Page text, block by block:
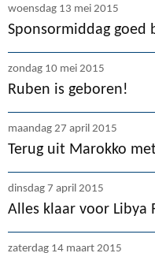
woensdag 13 mei 2015
Sponsormiddag goed
zondag 10 mei 2015
Ruben is geboren!
maandag 27 april 2015
Terug uit Marokko
dinsdag 7 april 2015
Alles klaar voor Libya
zaterdag 14 maart 2015